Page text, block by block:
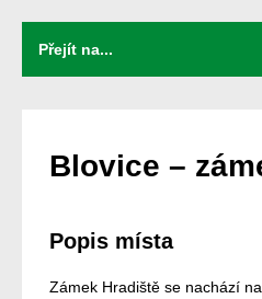
Blovice –
Popis místa
Zámek Hradiště se nachází